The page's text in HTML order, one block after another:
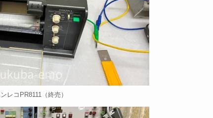
レコPR8111（終売）